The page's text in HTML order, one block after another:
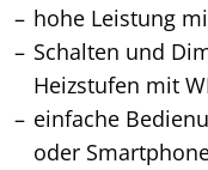
hohe Leistung
Schalten und
Heizstufen mit
einfache
oder